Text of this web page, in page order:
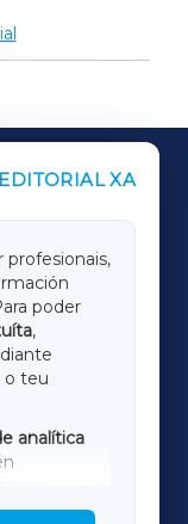
EDITORIAL XA
profesionais,
poder
,
o teu
analítica